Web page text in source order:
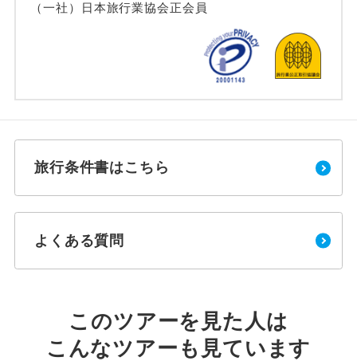
（一社）日本旅行業協会正会員
旅行条件書はこちら
よくある質問
このツアーを見た人は
こんなツアーも見ています